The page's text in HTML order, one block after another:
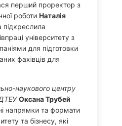
перший проректор з
роботи Наталія
підкреслила
університету з
для підготовки
фахівців для
наукового центру
Оксана Трубей
напрямки та формати
та бізнесу, які